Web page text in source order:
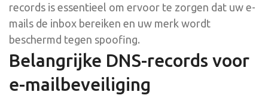
records is essentieel om ervoor te zorgen dat uw e-
mails de inbox bereiken en uw merk wordt
beschermd tegen spoofing.
Belangrijke DNS-records voor
e-mailbeveiliging